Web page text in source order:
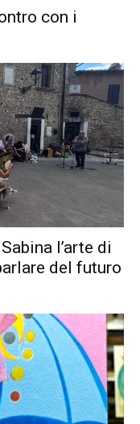
con i
l’arte di
del futuro